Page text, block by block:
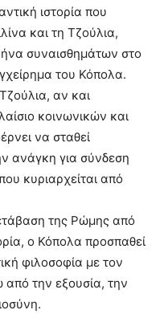
ιστορία που
και τη Τζούλια,
συναισθημάτων στο
του Κόπολα.
αν και
κοινωνικών και
να σταθεί
ανάγκη για σύνδεση
κυριαρχείται από
της Ρώμης από
ο Κόπολα προσπαθεί
φιλοσοφία με τον
την εξουσία, την